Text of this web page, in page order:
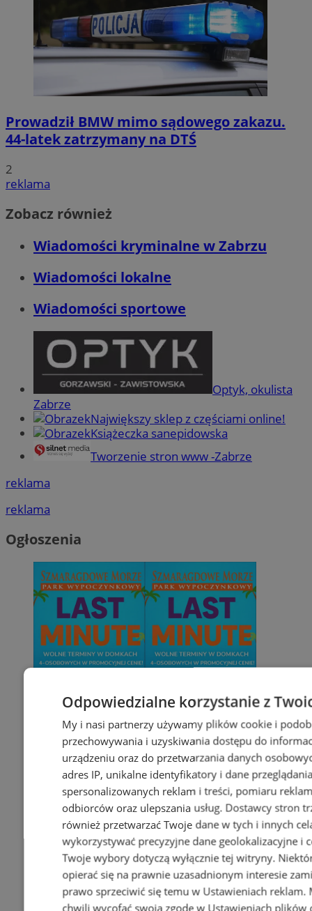
Prowadził BMW mimo sądowego zakazu.
44-latek zatrzymany na DTŚ
2
reklama
Zobacz również
Wiadomości kryminalne w Zabrzu
Wiadomości lokalne
Wiadomości sportowe
Optyk, okulista
Zabrze
Największy sklep z częściami online!
Książeczka sanepidowska
Tworzenie stron www -Zabrze
reklama
reklama
Ogłoszenia
Odpowiedzialne korzystanie z
My i nasi partnerzy używamy plików cookie i
przechowywania i uzyskiwania dostępu do
urządzeniu oraz do przetwarzania danych
adres IP, unikalne identyfikatory i dane
spersonalizowanych reklam i treści, pomiaru
odbiorców oraz ulepszania usług. Dostawcy stron
również przetwarzać Twoje dane w tych i innych
wykorzystywać precyzyjne dane geolokalizacyjne i
Twoje wybory dotyczą wyłącznie tej witryny.
opierać się na prawnie uzasadnionym interesie
prawo sprzeciwić się temu w Ustawieniach reklam.
chwili wycofać swoją zgodę w Ustawieniach plików